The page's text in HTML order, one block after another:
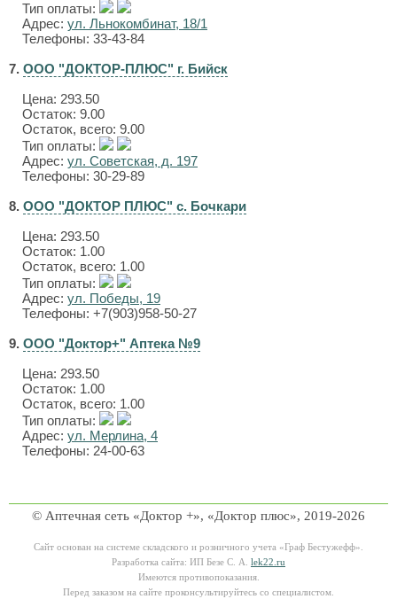
Тип оплаты:
Адрес: ул. Льнокомбинат, 18/1
Телефоны: 33-43-84
7. ООО "ДОКТОР-ПЛЮС" г. Бийск
Цена: 293.50
Остаток: 9.00
Остаток, всего: 9.00
Тип оплаты:
Адрес: ул. Советская, д. 197
Телефоны: 30-29-89
8. ООО "ДОКТОР ПЛЮС" с. Бочкари
Цена: 293.50
Остаток: 1.00
Остаток, всего: 1.00
Тип оплаты:
Адрес: ул. Победы, 19
Телефоны: +7(903)958-50-27
9. ООО "Доктор+" Аптека №9
Цена: 293.50
Остаток: 1.00
Остаток, всего: 1.00
Тип оплаты:
Адрес: ул. Мерлина, 4
Телефоны: 24-00-63
© Аптечная сеть «Доктор +», «Доктор плюс», 2019-2026
Сайт основан на системе складского и розничного учета «Граф Бестужефф».
Разработка сайта: ИП Безе С. А. lek22.ru
Имеются противопоказания.
Перед заказом на сайте проконсультируйтесь со специалистом.